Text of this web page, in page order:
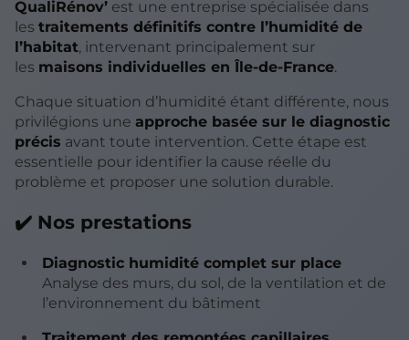
QualiRénov’ est une entreprise spécialisée dans
les traitements définitifs contre l’humidité de
l’habitat, intervenant principalement sur
les maisons individuelles en Île-de-France.
Chaque situation d’humidité étant différente, nous
privilégions une approche basée sur le diagnostic
précis avant toute intervention. Cette étape est
essentielle pour identifier la cause réelle du
problème et proposer une solution durable.
✔️ Nos prestations
Diagnostic humidité complet sur place
Analyse des murs, du sol, de la ventilation et de
l’environnement du bâtiment